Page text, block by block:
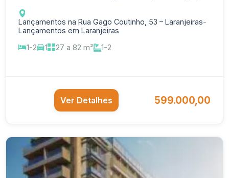
Lançamentos na Rua Gago Coutinho, 53 – Laranjeiras-
Lançamentos em Laranjeiras
1-2
1 27 a 82 m² 1-2
Ver Detalhes 599.000,00